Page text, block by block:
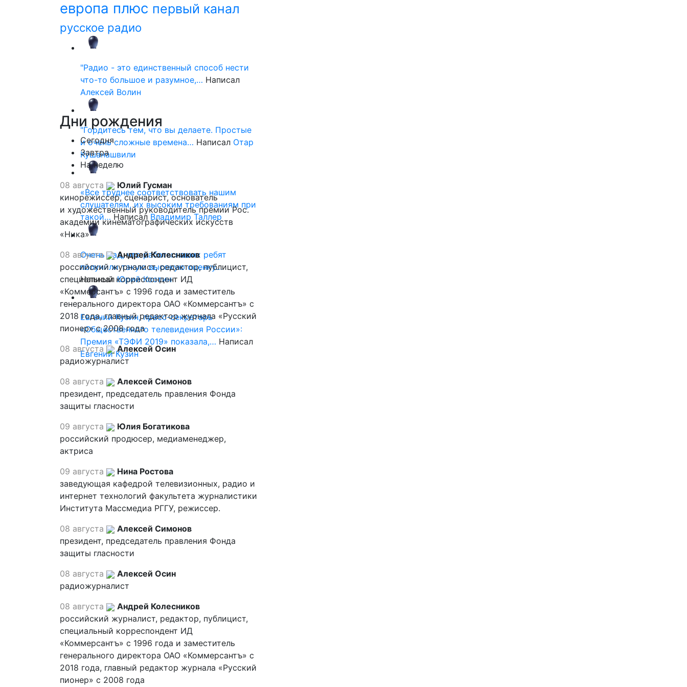
европа плюс первый канал
русское радио
"Радио - это единственный способ нести
что-то большое и разумное,… Написал
Алексей Волин
"Гордитесь тем, что вы делаете. Простые
и очень сложные времена… Написал Отар
Кушанашвили
«Все труднее соответствовать нашим
слушателям, их высоким требованиям при
такой… Написал Владимир Таллер
Очень рад, что работы наших ребят
получили такую высокую оценку…
НаписалЮрий Костин
Евгений Кузин, пресс-секретарь
«Общественного телевидения России»:
Премия «ТЭФИ 2019» показала,… Написал
Евгений Кузин
Дни рождения
Сегодня
Завтра
На неделю
08 августа
Юлий Гусман
кинорежиссер, сценарист, основатель
и художественный руководитель премии Рос.
академии кинематографических искусств
«Ника»
08 августа
Андрей Колесников
российский журналист, редактор, публицист,
специальный корреспондент ИД
«Коммерсантъ» с 1996 года и заместитель
генерального директора ОАО «Коммерсантъ» с
2018 года, главный редактор журнала «Русский
пионер» с 2008 года
08 августа
Алексей Осин
радиожурналист
08 августа
Алексей Симонов
президент, председатель правления Фонда
защиты гласности
09 августа
Юлия Богатикова
российский продюсер, медиаменеджер,
актриса
09 августа
Нина Ростова
заведующая кафедрой телевизионных, радио и
интернет технологий факультета журналистики
Института Массмедиа РГГУ, режиссер.
08 августа
Алексей Симонов
президент, председатель правления Фонда
защиты гласности
08 августа
Алексей Осин
радиожурналист
08 августа
Андрей Колесников
российский журналист, редактор, публицист,
специальный корреспондент ИД
«Коммерсантъ» с 1996 года и заместитель
генерального директора ОАО «Коммерсантъ» с
2018 года, главный редактор журнала «Русский
пионер» с 2008 года